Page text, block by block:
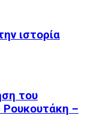
ιστορία
του
Ρουκουτάκη –